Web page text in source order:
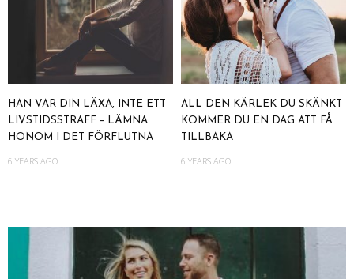
HAN VAR DIN LÄXA, INTE ETT
LIVSTIDSSTRAFF – LÄMNA
HONOM I DET FÖRFLUTNA
6 YEARS AGO
ALL DEN KÄRLEK DU SKÄNKT
KOMMER DU EN DAG ATT FÅ
TILLBAKA
6 YEARS AGO